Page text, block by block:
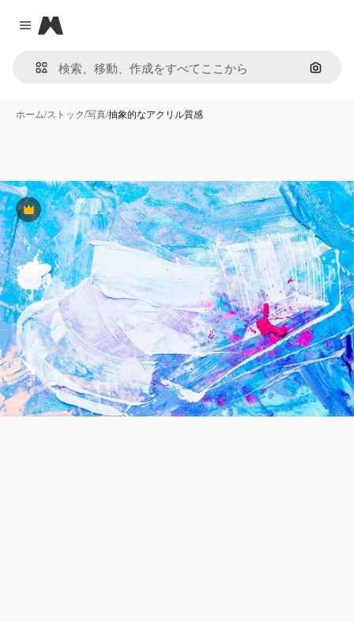
Close menu
Magnific
画像で
ホーム/ストック/写真/抽象的なアクリル質感
Premium